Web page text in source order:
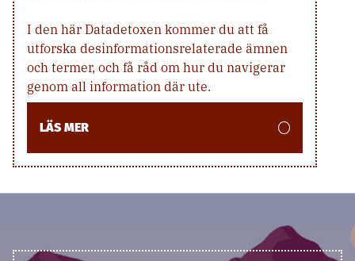
I den här Datadetoxen kommer du att få
utforska desinformationsrelaterade ämnen
och termer, och få råd om hur du navigerar
genom all information där ute.
LÄS MER